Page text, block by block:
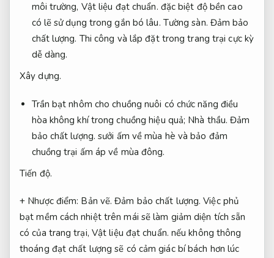
môi trường, Vật liệu đạt chuẩn. đặc biệt độ bền cao
có lẽ sử dụng trong gắn bó lâu. Tường sàn. Đảm bảo
chất lượng. Thi công và lắp đặt trong trang trại cực kỳ
dễ dàng.
Xây dựng.
Trần bạt nhôm cho chuồng nuôi có chức năng điều
hòa không khí trong chuồng hiệu quả; Nhà thầu. Đảm
bảo chất lượng. sưởi ấm về mùa hè và bảo đảm
chuồng trại ấm áp về mùa đông.
Tiến độ.
+ Nhược điểm: Bản vẽ. Đảm bảo chất lượng. Việc phủ
bạt mềm cách nhiệt trên mái sẽ làm giảm diện tích sẵn
có của trang trại, Vật liệu đạt chuẩn. nếu không thông
thoáng đạt chất lượng sẽ có cảm giác bí bách hơn lúc